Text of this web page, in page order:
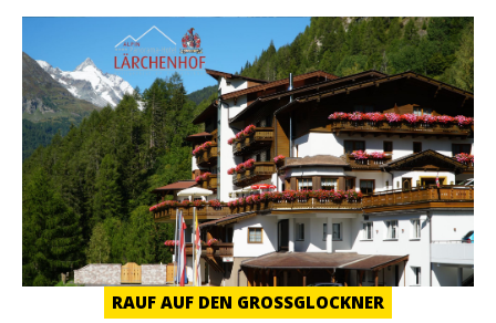
RAUF AUF DEN GROSSGLOCKNER